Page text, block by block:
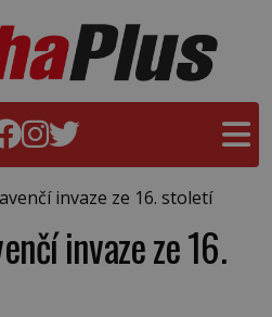
invaze ze 16. století
invaze ze 16.